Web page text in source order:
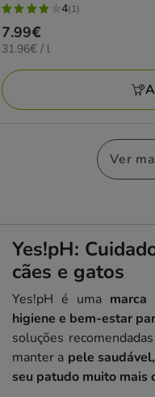
4
estrelas
com
1
avaliações
4(1)
Preço
7.99€
7.99€
31.96€
L
31.96€ / l
Ver
Yes!pH:
cães e gatos
Yes!pH é uma marca
higiene e bem-estar
soluções
manter a pele
seu patudo muito mais